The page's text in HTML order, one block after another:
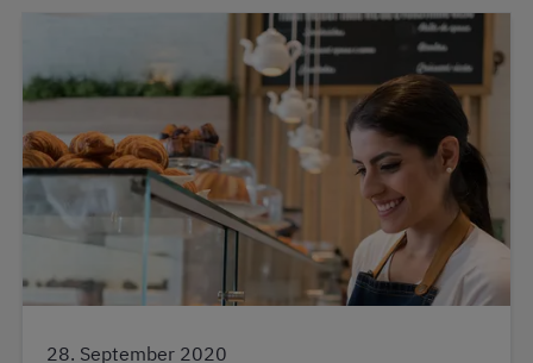
28. September 2020